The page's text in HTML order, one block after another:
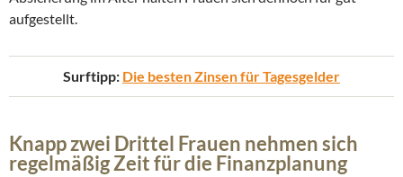
aufgestellt.
Surftipp: Die besten Zinsen für Tagesgelder
Knapp zwei Drittel Frauen nehmen sich
regelmäßig Zeit für die Finanzplanung